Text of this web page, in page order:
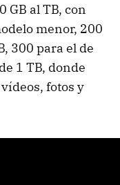
GB al TB, con
menor, 200
300 para el de
1 TB, donde
fotos y